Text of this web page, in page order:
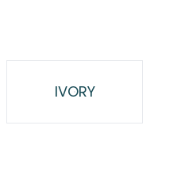
IVORY